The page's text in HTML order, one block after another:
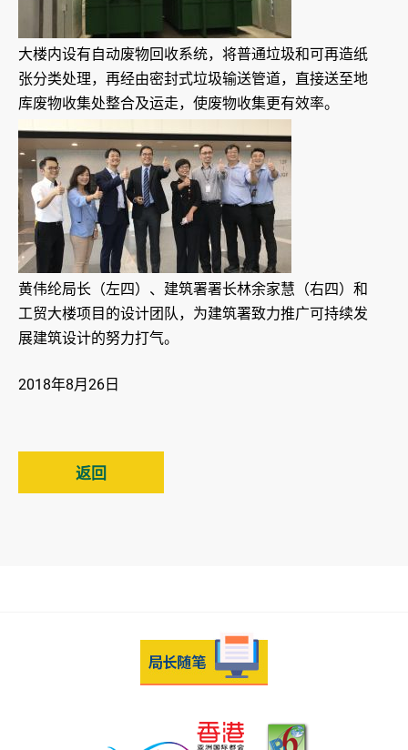
大楼内设有自动废物回收系统，将普通垃圾和可再造纸
张分类处理，再经由密封式垃圾输送管道，直接送至地
库废物收集处整合及运走，使废物收集更有效率。
黄伟纶局长（左四）、建筑署署长林余家慧（右四）和
工贸大楼项目的设计团队，为建筑署致力推广可持续发
展建筑设计的努力打气。
2018年8月26日
返回